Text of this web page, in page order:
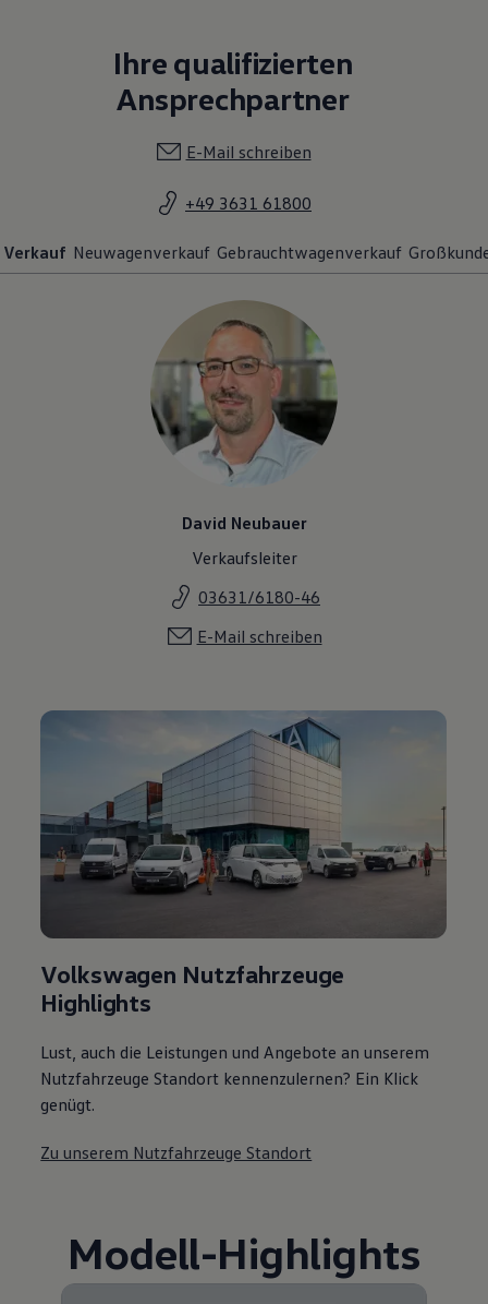
Ihre qualifizierten
Ansprechpartner
E-Mail schreiben
+49 3631 61800
Verkauf Neuwagenverkauf Gebrauchtwagenverkauf
David Neubauer
Verkaufsleiter
03631/6180-46
E-Mail schreiben
Volkswagen Nutzfahrzeuge
Highlights
Lust, auch die Leistungen und Angebote an unserem
Nutzfahrzeuge Standort kennenzulernen? Ein Klick
genügt.
Zu unserem Nutzfahrzeuge Standort
Modell-Highlights